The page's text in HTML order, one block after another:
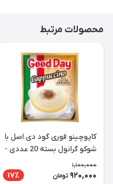
محصولات مرتبط
کاپوچینو فوری گود دی اصل با
شوکو گرانول بسته 20 عددی -
Good Day Cappuccino
1,100,000
920,000 تومان 17٪